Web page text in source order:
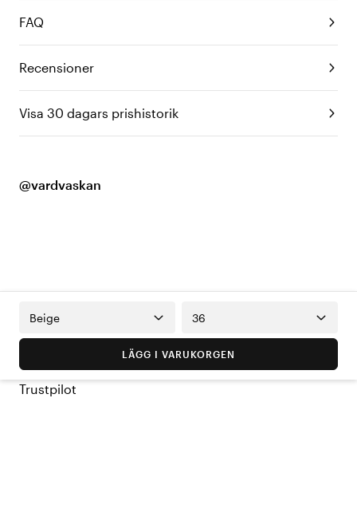
FAQ
Recensioner
Visa 30 dagars prishistorik
@vardvaskan
Beige 36
LÄGG I VARUKORGEN
Trustpilot